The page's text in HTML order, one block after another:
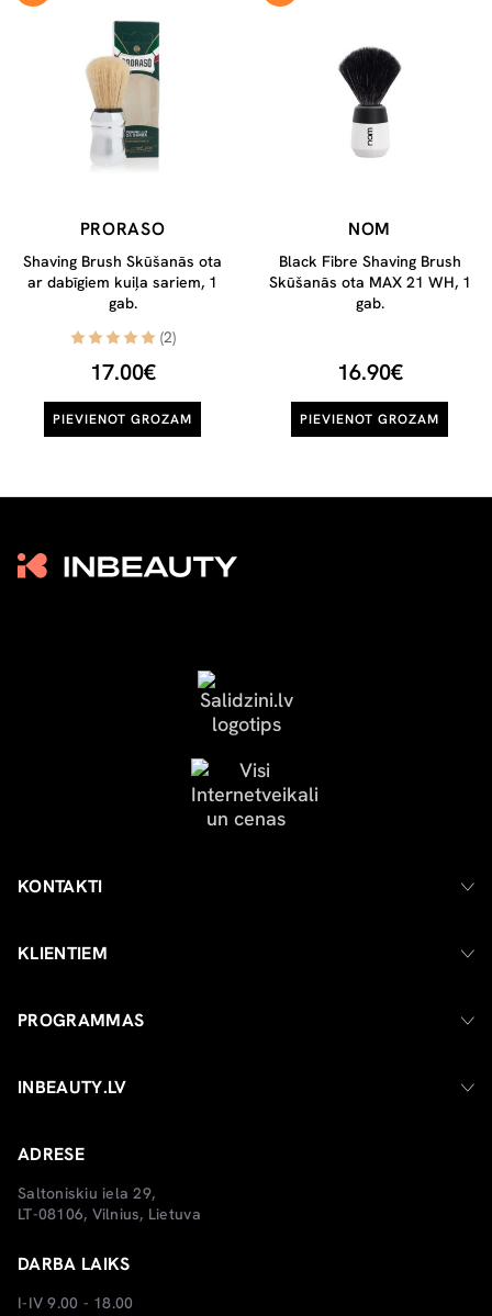
PRORASO
Shaving Brush Skūšanās ota
ar dabīgiem kuiļa sariem, 1
gab.
(2)
17.00€
PIEVIENOT GROZAM
NOM
Black Fibre Shaving Brush
Skūšanās ota MAX 21 WH, 1
gab.
16.90€
PIEVIENOT GROZAM
KONTAKTI
KLIENTIEM
PROGRAMMAS
INBEAUTY.LV
ADRESE
Saltoniskiu iela 29,
LT-08106, Vilnius, Lietuva
DARBA LAIKS
I-IV 9.00 - 18.00